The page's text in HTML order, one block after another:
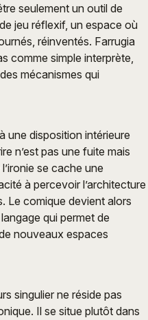
seulement un outil de
jeu réflexif, un espace où
réinventés. Farrugia
comme simple interprète,
mécanismes qui
une disposition intérieure
n’est pas une fuite mais
se cache une
à percevoir l’architecture
Le comique devient alors
qui permet de
nouveaux espaces
singulier ne réside pas
Il se situe plutôt dans